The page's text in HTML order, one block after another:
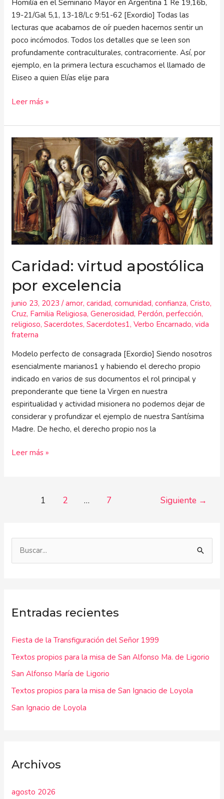
Homilía en el Seminario Mayor en Argentina 1 Re 19,16b,
19-21/Gal 5,1, 13-18/Lc 9:51-62 [Exordio] Todas las
lecturas que acabamos de oír pueden hacernos sentir un
poco incómodos. Todos los detalles que se leen son
profundamente contraculturales, contracorriente. Así, por
ejemplo, en la primera lectura escuchamos el llamado de
Eliseo a quien Elías elije para
Leer más »
Caridad: virtud apostólica
por excelencia
junio 23, 2023/amor,caridad,comunidad,confianza,Cristo,
Cruz, Familia Religiosa,Generosidad, Perdón,perfección,
religioso,Sacerdotes,Sacerdotes1,Verbo Encarnado,vida
fraterna
Modelo perfecto de consagrada [Exordio] Siendo nosotros
esencialmente marianos1 y habiendo el derecho propio
indicado en varios de sus documentos el rol principal y
preponderante que tiene la Virgen en nuestra
espiritualidad y actividad misionera no podemos dejar de
considerar y profundizar el ejemplo de nuestra Santísima
Madre. De hecho, el derecho propio nos la
Caridad:
virtud
apostólica
por
excelencia
Leer más »
1 2 … 7 Siguiente →
a
p
o
r
:
Entradas recientes
Fiesta de la Transfiguración del Señor 1999
Textos propios para la misa de San Alfonso Ma. de Ligorio
San Alfonso María de Ligorio
Textos propios para la misa de San Ignacio de Loyola
San Ignacio de Loyola
Archivos
agosto 2026